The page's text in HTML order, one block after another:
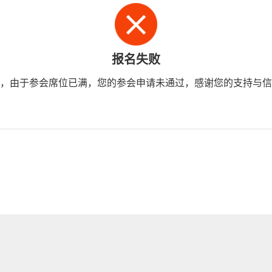
报名失败
由于参会席位已满，您的参会申请未通过，感谢您的支持与